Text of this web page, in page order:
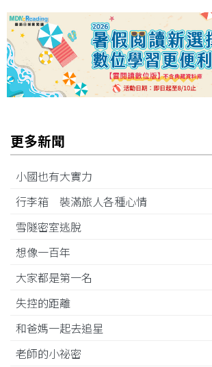
更多新聞
小國也有大實力
行李箱 裝滿旅人各種心情
雪隧密室逃脫
想像一百年
大家都是第一名
失控的距離
和爸媽一起去追星
老師的小祕密